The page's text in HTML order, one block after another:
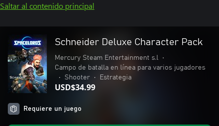
Saltar al contenido principal
Schneider Deluxe Character Pack
Mercury Steam Entertainment s.l
•
Campo de batalla en línea para varios jugadores
•
Shooter • Estrategia
USD$34.99
Requiere un juego